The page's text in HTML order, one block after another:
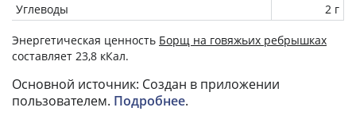
Углеводы
2 г
Энергетическая ценность Борщ на говяжьих ребрышках
составляет 23,8 кКал.
Основной источник: Создан в приложении
пользователем. Подробнее.